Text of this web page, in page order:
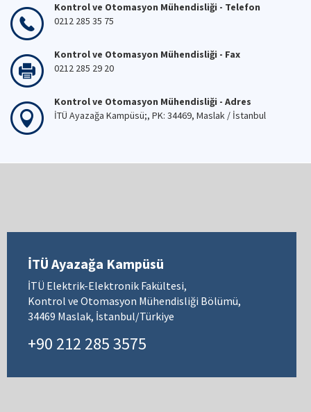
Kontrol ve Otomasyon Mühendisliği - Telefon
0212 285 35 75
Kontrol ve Otomasyon Mühendisliği - Fax
0212 285 29 20
Kontrol ve Otomasyon Mühendisliği - Adres
İTÜ Ayazağa Kampüsü;, PK: 34469, Maslak / İstanbul
İTÜ Ayazağa Kampüsü
İTÜ Elektrik-Elektronik Fakültesi,
Kontrol ve Otomasyon Mühendisliği Bölümü,
34469 Maslak, İstanbul/Türkiye
+90 212 285 3575